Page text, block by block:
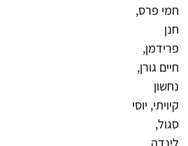
חמי פרס,
חנן
פרידמן,
חיים גורן,
נחשון
קיויתי, יוסי
סגול,
לינדה